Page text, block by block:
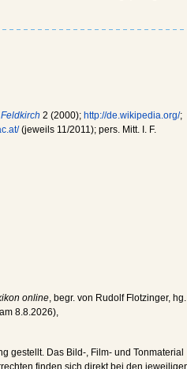
2 (2000); http://de.wikipedia.org/;
(jeweils 11/2011); pers. Mitt. I. F.
online, begr. von Rudolf Flotzinger,
8.8.2026),
gestellt. Das Bild-, Film- und Tonmaterial
finden sich direkt bei den